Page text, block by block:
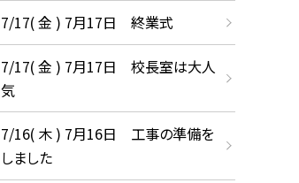
7/17( 金 ) 7月17日 終業式
7/17( 金 ) 7月17日 校長室は大人
気
7/16( 木 ) 7月16日 工事の準備を
しました